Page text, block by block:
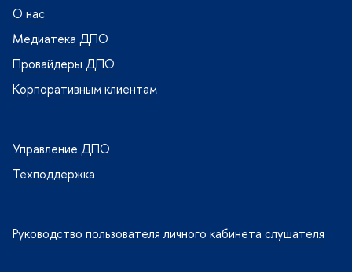
О нас
Медиатека ДПО
Провайдеры ДПО
Корпоративным клиентам
Управление ДПО
Техподдержка
Руководство пользователя личного кабинета слушателя